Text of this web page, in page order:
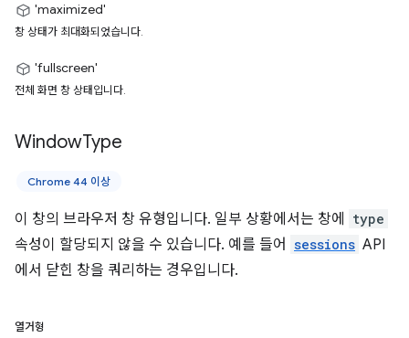
'maximized'
창 상태가 최대화되었습니다.
'fullscreen'
전체 화면 창 상태입니다.
WindowType
Chrome 44 이상
이 창의 브라우저 창 유형입니다. 일부 상황에서는 창에 type
속성이 할당되지 않을 수 있습니다. 예를 들어 sessions API
에서 닫힌 창을 쿼리하는 경우입니다.
열거형